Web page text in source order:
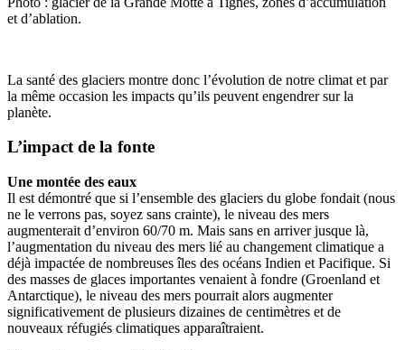
et d’ablation.
La santé des glaciers montre donc l’évolution de notre climat et par
la même occasion les impacts qu’ils peuvent engendrer sur la
planète.
L’impact de la fonte
Une montée des eaux
Il est démontré que si l’ensemble des glaciers du globe fondait (nous
ne le verrons pas, soyez sans crainte), le niveau des mers
augmenterait d’environ 60/70 m. Mais sans en arriver jusque là,
l’augmentation du niveau des mers lié au changement climatique a
déjà impactée de nombreuses îles des océans Indien et Pacifique. Si
des masses de glaces importantes venaient à fondre (Groenland et
Antarctique), le niveau des mers pourrait alors augmenter
significativement de plusieurs dizaines de centimètres et de
nouveaux réfugiés climatiques apparaîtraient.